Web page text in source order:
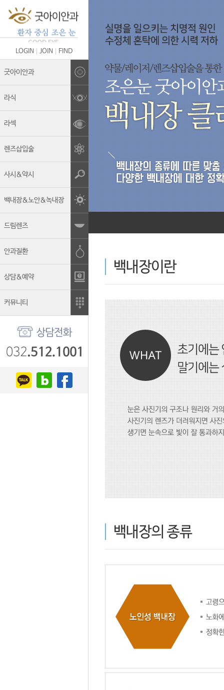
LOGIN JOIN FIND
굿아이안과
라식
라섹
렌즈삽입술
사시&약시
백내장&노안&녹내장
드림렌즈
안과질환
상담&예약
커뮤니티
Brand Story
의료진 소개
굿아이안과의 차별화
안전관리&멸균소독
보유장비
진료안내
오시는길